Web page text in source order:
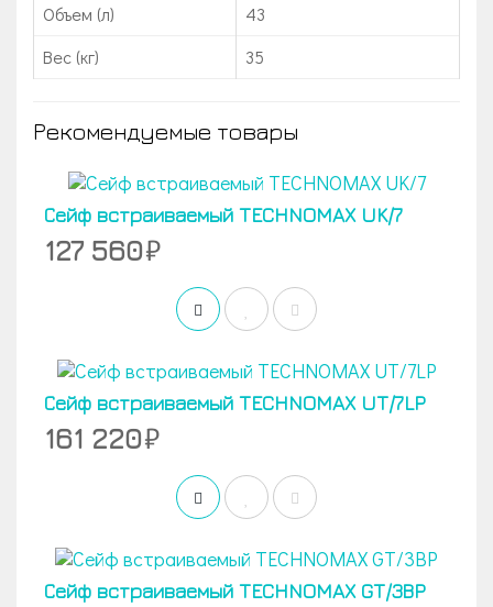
Объем (л)
43
Вес (кг)
35
Рекомендуемые товары
Сейф встраиваемый TECHNOMAX UK/7
127 560
Сейф встраиваемый TECHNOMAX UT/7LP
161 220
Сейф встраиваемый TECHNOMAX GT/3ВP